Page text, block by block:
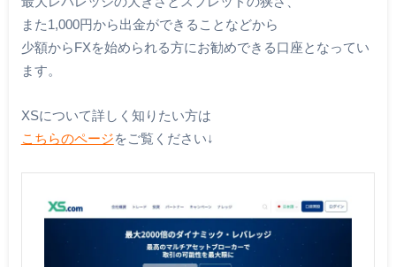
また1,000円から出金ができることなどから
少額からFXを始められる方にお勧めできる口座となってい
ます。
XSについて詳しく知りたい方は
こちらのページをご覧ください↓